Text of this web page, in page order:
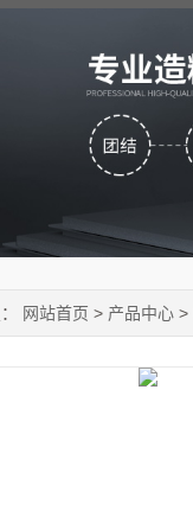
网站首页 > 产品中心 >